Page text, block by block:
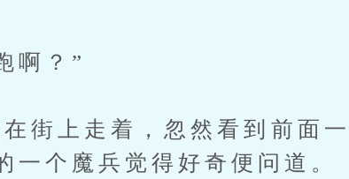
啊？”
街上走着，忽然看到前面一
一个魔兵觉得好奇便问道。